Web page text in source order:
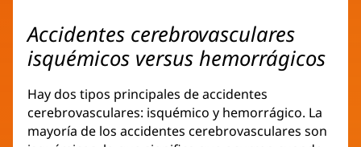
Accidentes cerebrovasculares
isquémicos versus hemorrágicos
Hay dos tipos principales de accidentes
cerebrovasculares: isquémico y hemorrágico. La
mayoría de los accidentes cerebrovasculares son